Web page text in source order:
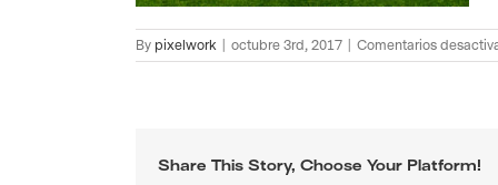
By pixelwork octubre 3rd, 2017 Comentarios
Share This Story, Choose Your Platform!